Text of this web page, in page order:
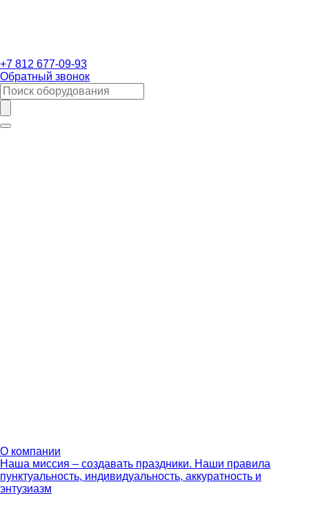
+7 812 677-09-93
Обратный звонок
О компании
Наша миссия – создавать праздники. Наши правила
пунктуальность, индивидуальность, аккуратность и
энтузиазм